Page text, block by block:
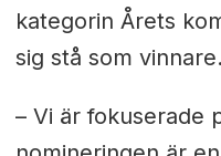
kategorin Årets
sig stå som vinnare.
– Vi är fokuserade